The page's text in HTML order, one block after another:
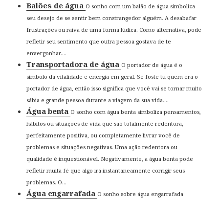
Balões de água O sonho com um balão de água simboliza
seu desejo de se sentir bem constrangedor alguém. A desabafar
frustrações ou raiva de uma forma lúdica. Como alternativa, pode
refletir seu sentimento que outra pessoa gostava de te
envergonhar....
Transportadora de água O portador de água é o
símbolo da vitalidade e energia em geral. Se foste tu quem era o
portador de água, então isso significa que você vai se tornar muito
sábia e grande pessoa durante a viagem da sua vida....
Água benta O sonho com água benta simboliza pensamentos,
hábitos ou situações de vida que são totalmente redentora,
perfeitamente positiva, ou completamente livrar você de
problemas e situações negativas. Uma ação redentora ou
qualidade é inquestionável. Negativamente, a água benta pode
refletir muita fé que algo irá instantaneamente corrigir seus
problemas. O...
Água engarrafada O sonho sobre água engarrafada